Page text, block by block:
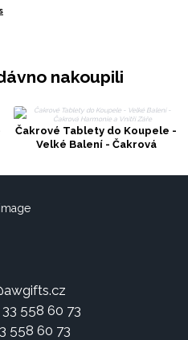
nakoupili
Čakrové Tablety do Koupele -
Velké Balení - Čakrová
33 558 60 73
558 60 73